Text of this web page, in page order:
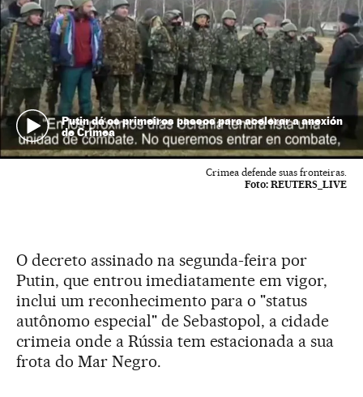
Putin dá os primeiros passos para acelerar a anexión
de Crimea
Crimea defende suas fronteiras.
Foto: REUTERS_LIVE
O decreto assinado na segunda-feira por
Putin, que entrou imediatamente em vigor,
inclui um reconhecimento para o "status
autônomo especial" de Sebastopol, a cidade
crimeia onde a Rússia tem estacionada a sua
frota do Mar Negro.